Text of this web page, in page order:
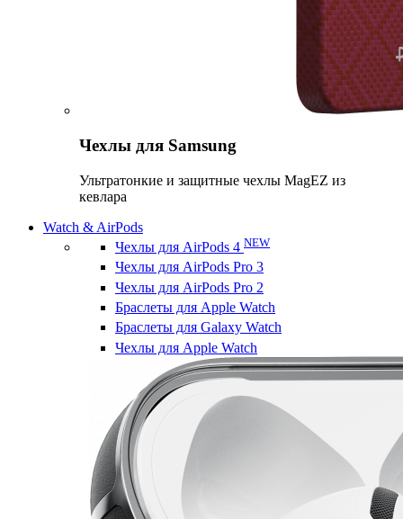
Чехлы для Samsung
Ультратонкие и защитные чехлы MagEZ из
кевлара
Watch & AirPods
Чехлы для AirPods 4 NEW
Чехлы для AirPods Pro 3
Чехлы для AirPods Pro 2
Браслеты для Apple Watch
Браслеты для Galaxy Watch
Чехлы для Apple Watch